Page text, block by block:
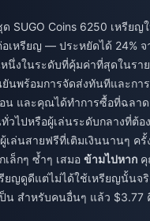
SUGO Coins 6250 เหรียญ
หรียญ — ประหยัดได้ 24% จ
นึ่งในระดับที่คุ้มค่าที่สุดในรา
นพร้อมการจัดส่งทันทีและกา
น และคุณได้ทำการซื้อที่ฉลา
วไปหรือผู้เล่นระดับกลางที่ต้อง
ล่นสายฟรีที่เติมเงินนานๆ ค
ล็กๆ ซ้ำๆ เสมอ ข้ามไปหาก คุ
รียญดูดีแต่ไม่ได้ใช้เหรียญนั้นจ
น สำหรับคนอื่นๆ แล้ว $3.77